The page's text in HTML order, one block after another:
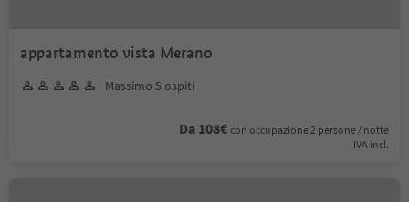
appartamento vista Merano
Massimo 5 ospiti
Da 108€ con occupazione 2 persone / notte
IVA incl.